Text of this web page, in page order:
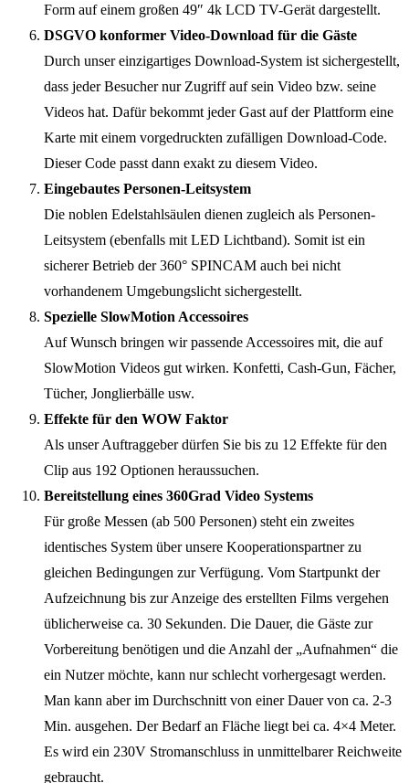
Form auf einem großen 49″ 4k LCD TV-Gerät dargestellt.
DSGVO konformer Video-Download für die Gäste
Durch unser einzigartiges Download-System ist sichergestellt,
dass jeder Besucher nur Zugriff auf sein Video bzw. seine
Videos hat. Dafür bekommt jeder Gast auf der Plattform eine
Karte mit einem vorgedruckten zufälligen Download-Code.
Dieser Code passt dann exakt zu diesem Video.
Eingebautes Personen-Leitsystem
Die noblen Edelstahlsäulen dienen zugleich als Personen-
Leitsystem (ebenfalls mit LED Lichtband). Somit ist ein
sicherer Betrieb der 360° SPINCAM auch bei nicht
vorhandenem Umgebungslicht sichergestellt.
Spezielle SlowMotion Accessoires
Auf Wunsch bringen wir passende Accessoires mit, die auf
SlowMotion Videos gut wirken. Konfetti, Cash-Gun, Fächer,
Tücher, Jonglierbälle usw.
Effekte für den WOW Faktor
Als unser Auftraggeber dürfen Sie bis zu 12 Effekte für den
Clip aus 192 Optionen heraussuchen.
Bereitstellung eines 360Grad Video Systems
Für große Messen (ab 500 Personen) steht ein zweites
identisches System über unsere Kooperationspartner zu
gleichen Bedingungen zur Verfügung. Vom Startpunkt der
Aufzeichnung bis zur Anzeige des erstellten Films vergehen
üblicherweise ca. 30 Sekunden. Die Dauer, die Gäste zur
Vorbereitung benötigen und die Anzahl der „Aufnahmen“ die
ein Nutzer möchte, kann nur schlecht vorhergesagt werden.
Man kann aber im Durchschnitt von einer Dauer von ca. 2-3
Min. ausgehen. Der Bedarf an Fläche liegt bei ca. 4×4 Meter.
Es wird ein 230V Stromanschluss in unmittelbarer Reichweite
gebraucht.